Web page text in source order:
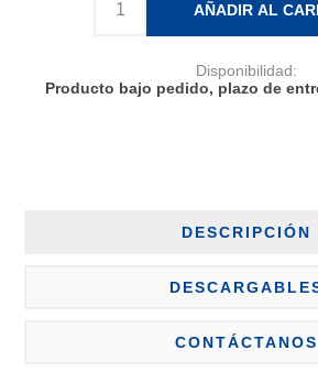
AÑADIR AL
Disponibilidad:
Producto bajo pedido, plazo de
DESCRIPCIÓN
CONTÁCTANOS